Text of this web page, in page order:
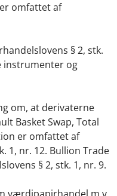
omfattet af
§ 2, stk.
instrumenter og
om, at derivaterne
Basket Swap, Total
er omfattet af
1, nr. 12. Bullion Trade
§ 2, stk. 1, nr. 9.